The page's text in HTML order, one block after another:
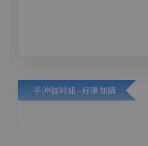
手沖咖啡組-好康加購